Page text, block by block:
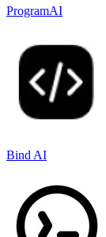
ProgramAI
Bind AI